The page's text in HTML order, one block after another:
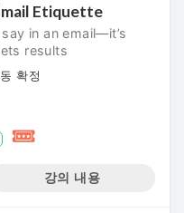
Etiquette
in an email—it’s
results
확정
강의 내용